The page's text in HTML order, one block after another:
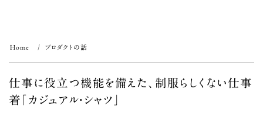
Home プロダクトの話
仕事に役立つ機能を備えた、制服らしくない仕事
着「カジュアル・シャツ」